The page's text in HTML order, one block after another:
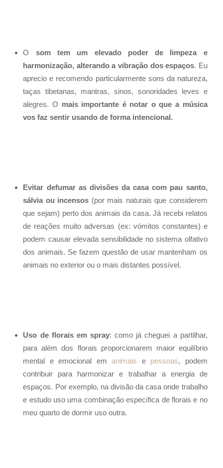
O som tem um elevado poder de limpeza e
harmonização, alterando a vibração dos espaços. Eu
aprecio e recomendo particularmente sons da natureza,
taças tibetanas, mantras, sinos, sonoridades leves e
alegres. O mais importante é notar o que a música
vos faz sentir usando de forma intencional.
Evitar defumar as divisões da casa com pau santo,
sálvia ou incensos (por mais naturais que considerem
que sejam) perto dos animais da casa. Já recebi relatos
de reações muito adversas (ex: vómitos constantes) e
podem causar elevada sensibilidade no sistema olfativo
dos animais. Se fazem questão de usar mantenham os
animais no exterior ou o mais distantes possível.
Uso de florais em spray: como já cheguei a partilhar,
para além dos florais proporcionarem maior equilíbrio
mental e emocional emanimais e pessoas, podem
contribuir para harmonizar e trabalhar a energia de
espaços. Por exemplo, na divisão da casa onde trabalho
e estudo uso uma combinação específica de florais e no
meu quarto de dormir uso outra.